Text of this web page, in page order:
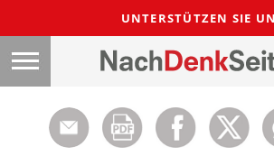
UNTERSTÜTZEN SIE